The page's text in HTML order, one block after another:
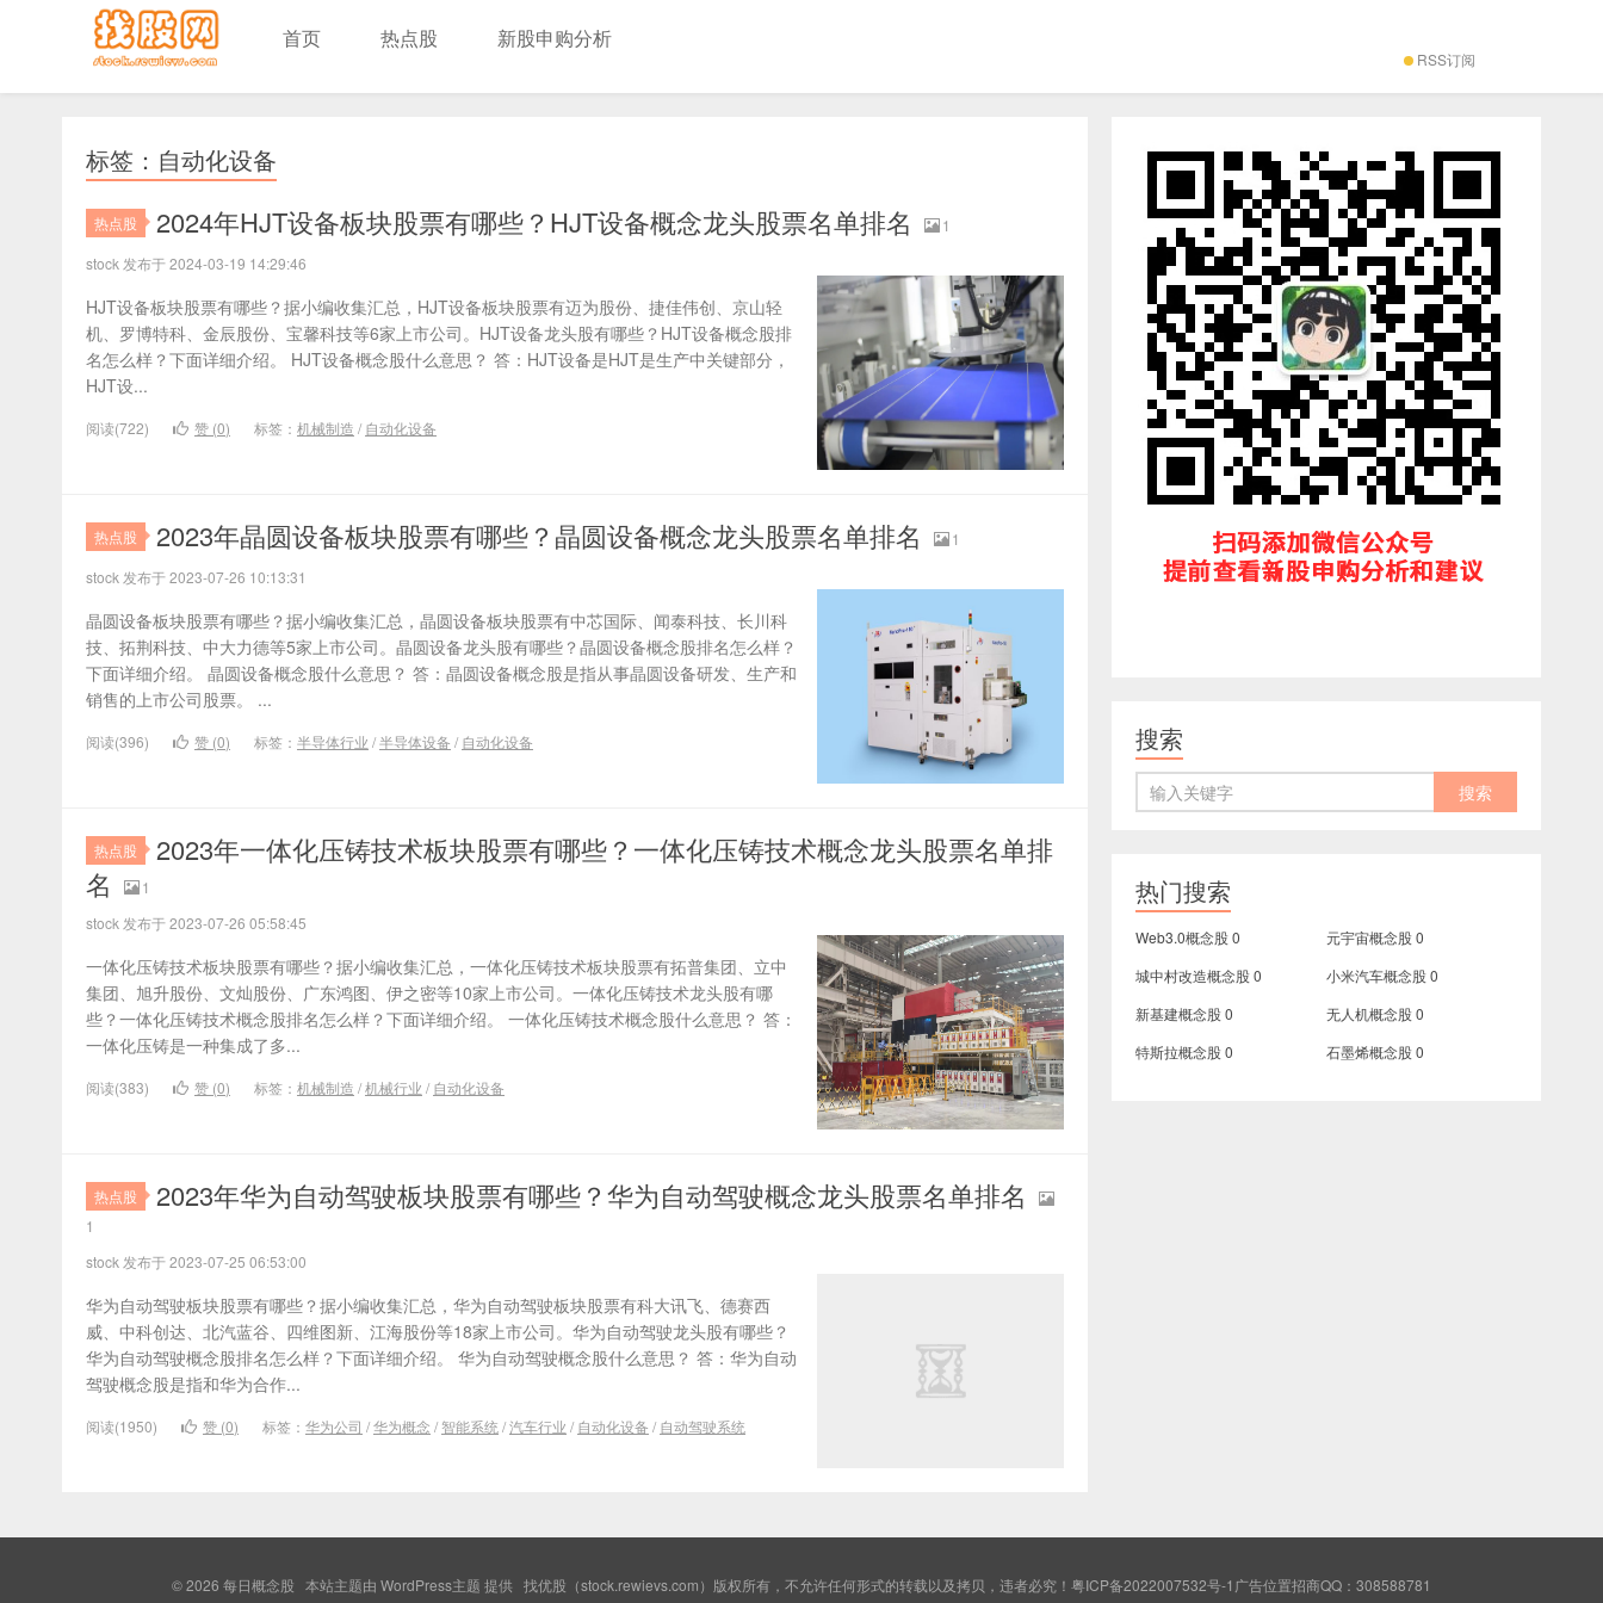
首页 热点股 新股申购分析
RSS订阅
标签：自动化设备
热点股 2024年HJT设备板块股票有哪些？HJT设备概念龙头股票名单排名
1
stock 发布于 2024-03-19 14:29:46
HJT设备板块股票有哪些？据小编收集汇总，HJT设备板块股票有迈为股份、捷佳伟创、京山轻
机、罗博特科、金辰股份、宝馨科技等6家上市公司。HJT设备龙头股有哪些？HJT设备概念股排
名怎么样？下面详细介绍。 HJT设备概念股什么意思？ 答：HJT设备是HJT是生产中关键部分，
HJT设...
阅读(722) 赞 (0) 标签： 机械制造 / 自动化设备
热点股 2023年晶圆设备板块股票有哪些？晶圆设备概念龙头股票名单排名
1
stock 发布于 2023-07-26 10:13:31
晶圆设备板块股票有哪些？据小编收集汇总，晶圆设备板块股票有中芯国际、闻泰科技、长川科
技、拓荆科技、中大力德等5家上市公司。晶圆设备龙头股有哪些？晶圆设备概念股排名怎么样？
下面详细介绍。 晶圆设备概念股什么意思？ 答：晶圆设备概念股是指从事晶圆设备研发、生产和
销售的上市公司股票。 ...
阅读(396) 赞 (0) 标签： 半导体行业 /半导体设备 / 自动化设备
热点股
2023年一体化压铸技术板块股票有哪些？一体化压铸技术概念龙头股票名单排
名
1
stock 发布于 2023-07-26 05:58:45
一体化压铸技术板块股票有哪些？据小编收集汇总，一体化压铸技术板块股票有拓普集团、立中
集团、旭升股份、文灿股份、广东鸿图、伊之密等10家上市公司。一体化压铸技术龙头股有哪
些？一体化压铸技术概念股排名怎么样？下面详细介绍。 一体化压铸技术概念股什么意思？ 答：
一体化压铸是一种集成了多...
阅读(383) 赞 (0) 标签： 机械制造 /机械行业 / 自动化设备
热点股 2023年华为自动驾驶板块股票有哪些？华为自动驾驶概念龙头股票名单排名
1
stock 发布于 2023-07-25 06:53:00
华为自动驾驶板块股票有哪些？据小编收集汇总，华为自动驾驶板块股票有科大讯飞、德赛西
威、中科创达、北汽蓝谷、四维图新、江海股份等18家上市公司。华为自动驾驶龙头股有哪些？
华为自动驾驶概念股排名怎么样？下面详细介绍。 华为自动驾驶概念股什么意思？ 答：华为自动
驾驶概念股是指和华为合作...
阅读(1950) 赞 (0) 标签： 华为公司 /华为概念 / 智能系统 /汽车行业 / 自动化设备 / 自动驾驶系统
搜索
热门搜索
Web3.0概念股0 元宇宙概念股0
城中村改造概念股0 小米汽车概念股0
新基建概念股0 无人机概念股0
特斯拉概念股0 石墨烯概念股0
© 2026 每日概念股 本站主题由 WordPress主题 提供 找优股（stock.rewievs.com）版权所有，不允许任何形式的转载以及拷贝，违者必究！粤ICP备2022007532号-1广告位置招商QQ：308588781